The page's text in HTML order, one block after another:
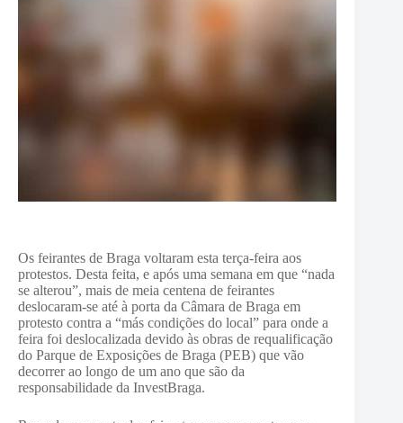
Os feirantes de Braga voltaram esta terça-feira aos
protestos. Desta feita, e após uma semana em que “nada
se alterou”, mais de meia centena de feirantes
deslocaram-se até à porta da Câmara de Braga em
protesto contra a “más condições do local” para onde a
feira foi deslocalizada devido às obras de requalificação
do Parque de Exposições de Braga (PEB) que vão
decorrer ao longo de um ano que são da
responsabilidade da InvestBraga.